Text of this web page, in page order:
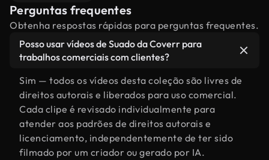
Perguntas frequentes
Obtenha respostas rápidas para perguntas frequentes.
Posso usar vídeos de Suado da Coverr para
trabalhos comerciais com clientes?
Sim — todos os vídeos desta coleção são livres de
direitos autorais e liberados para uso comercial.
Cada clipe é revisado individualmente para
atender aos padrões de direitos autorais e
licenciamento, independentemente de ter sido
filmado por um criador ou gerado por IA.